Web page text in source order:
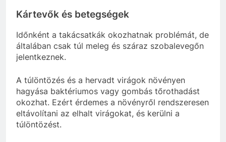
Kártevők és betegségek
Időnként a takácsatkák okozhatnak problémát, de
általában csak túl meleg és száraz szobalevegőn
jelentkeznek.
A túlöntözés és a hervadt virágok növényen
hagyása baktériumos vagy gombás tőrothadást
okozhat. Ezért érdemes a növényről rendszeresen
eltávolítani az elhalt virágokat, és kerülni a
túlöntözést.